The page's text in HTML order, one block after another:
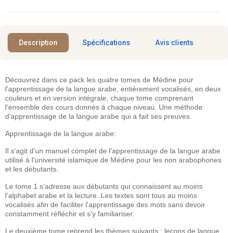
Description Spécifications Avis clients
Découvrez dans ce pack les quatre tomes de Médine pour
l'apprentissage de la langue arabe, entièrement vocalisés, en deux
couleurs et en version intégrale, chaque tome comprenant
l'ensemble des cours donnés à chaque niveau. Une méthode
d'apprentissage de la langue arabe qui a fait ses preuves.
Apprentissage de la langue arabe:
Il s'agit d'un manuel complet de l'apprentissage de la langue arabe
utilisé à l'université islamique de Médine pour les non arabophones
et les débutants.
Le tome 1 s'adresse aux débutants qui connaissent au moins
l'alphabet arabe et la lecture. Les textes sont tous au moins
vocalisés afin de faciliter l'apprentissage des mots sans devoir
constamment réfléchir et s'y familiariser.
Le deuxième tome reprend les thèmes suivants : leçons de langue